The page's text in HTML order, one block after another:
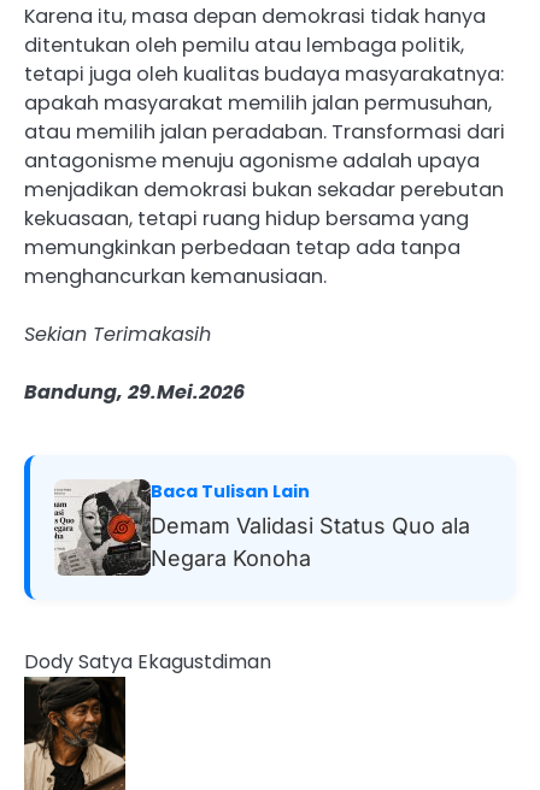
Karena itu, masa depan demokrasi tidak hanya
ditentukan oleh pemilu atau lembaga politik,
tetapi juga oleh kualitas budaya masyarakatnya:
apakah masyarakat memilih jalan permusuhan,
atau memilih jalan peradaban. Transformasi dari
antagonisme menuju agonisme adalah upaya
menjadikan demokrasi bukan sekadar perebutan
kekuasaan, tetapi ruang hidup bersama yang
memungkinkan perbedaan tetap ada tanpa
menghancurkan kemanusiaan.
Sekian Terimakasih
Bandung, 29.Mei.2026
Baca Tulisan Lain
Demam Validasi Status Quo ala
Negara Konoha
Dody Satya Ekagustdiman